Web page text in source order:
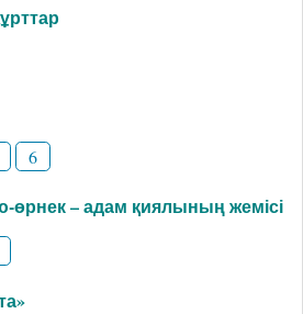
6
өрнек – адам қиялының жемісі